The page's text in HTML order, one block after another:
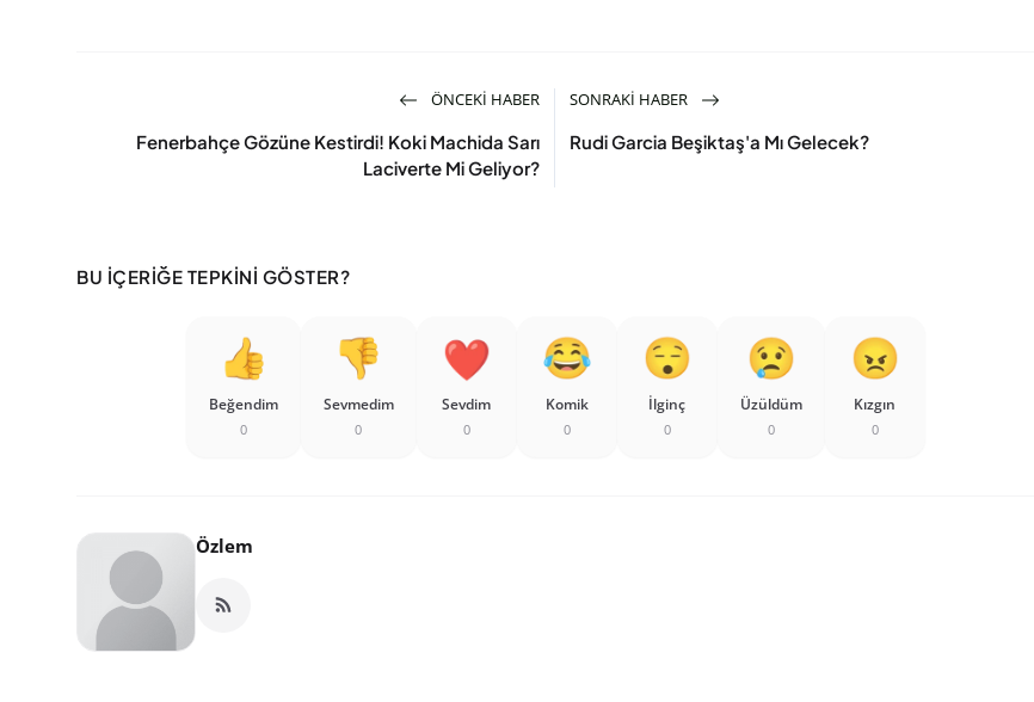
ÖNCEKI HABER
Fenerbahçe Gözüne Kestirdi! Koki Machida Sarı
Laciverte Mi Geliyor?
SONRAKI HABER
Rudi Garcia Beşiktaş'a Mı Gelecek?
BU İÇERIĞE TEPKINI GÖSTER?
Beğendim
0
Sevmedim
0
Sevdim
0
Komik
0
İlginç
0
Üzüldüm
0
Kızgın
0
Özlem